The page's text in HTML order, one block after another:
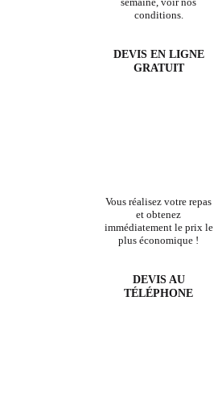
conditions.
DEVIS EN LIGNE
GRATUIT
Vous réalisez votre repas
et obtenez
immédiatement le prix le
plus économique !
DEVIS AU
TÉLÉPHONE